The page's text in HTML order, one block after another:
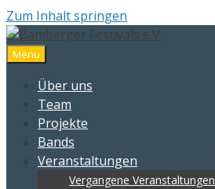
Zum Inhalt springen
Menü
Über uns
Team
Projekte
Bands
Veranstaltungen
Vergangene Veranstaltungen